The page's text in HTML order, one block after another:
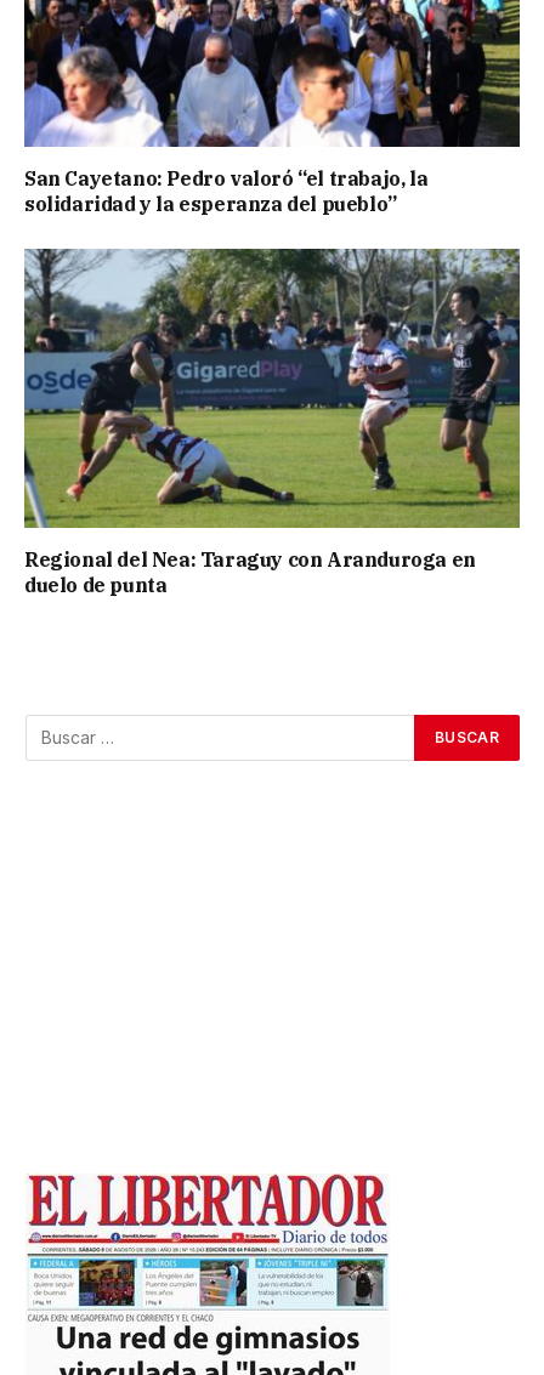
San Cayetano: Pedro valoró “el trabajo, la
solidaridad y la esperanza del pueblo”
Regional del Nea: Taraguy con Aranduroga en
duelo de punta